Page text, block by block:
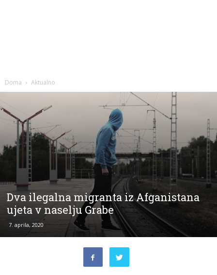
Doma Aktualno
Dva ilegalna migranta iz Afganistana
ujeta v naselju Grabe
7. aprila, 2020